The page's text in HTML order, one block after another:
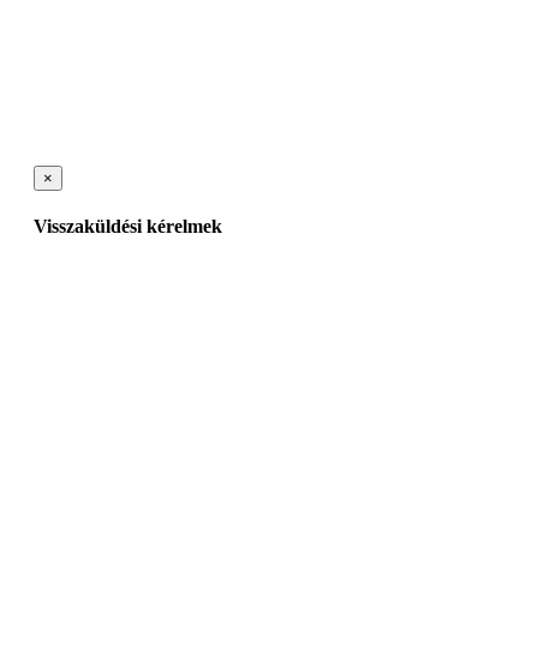
×
Visszaküldési kérelmek